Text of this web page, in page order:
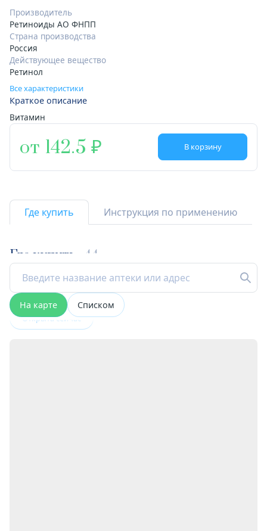
Производитель
Ретиноиды АО ФНПП
Страна производства
Россия
Действующее вещество
Ретинол
Все характеристики
Краткое описание
Витамин
от 142.5 В корзину
Где купить Инструкция по применению
Где купить 44
На карте Списком
Открыта сейчас